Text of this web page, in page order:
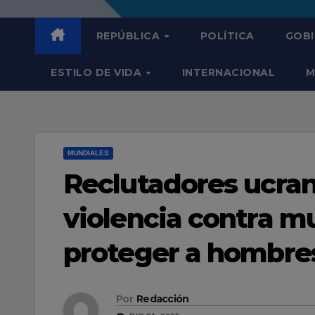
REPÚBLICA POLÍTICA
ESTILO DE VIDA INTERNACIONAL
MUNDIALES
Reclutadores
violencia contra
proteger a
Por Redacción